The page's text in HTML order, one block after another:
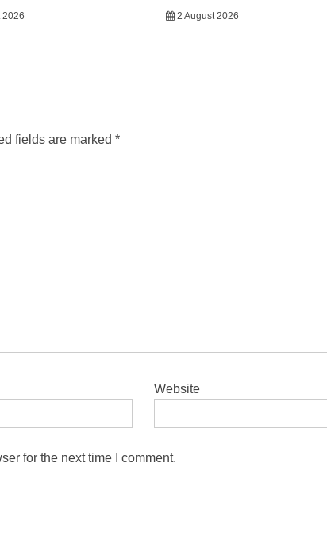
2026 2 August 2026
fields are marked *
Website
for the next time I comment.